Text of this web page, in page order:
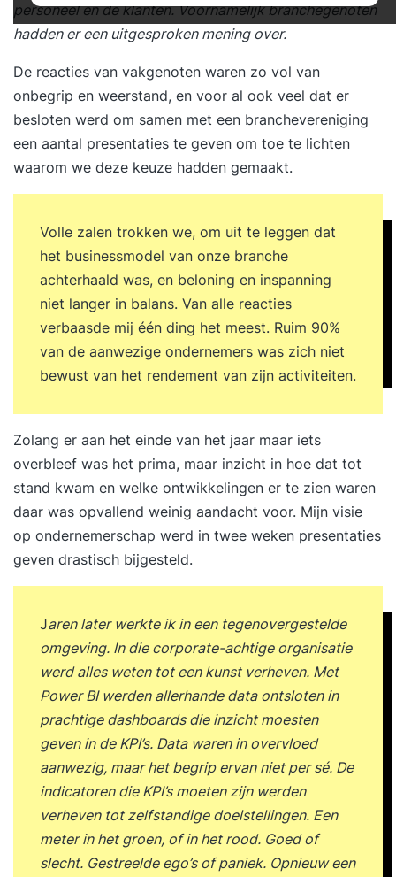
personeel en de klanten. Voornamelijk branchegenoten
hadden er een uitgesproken mening over.
De reacties van vakgenoten waren zo vol van
onbegrip en weerstand, en voor al ook veel dat er
besloten werd om samen met een branchevereniging
een aantal presentaties te geven om toe te lichten
waarom we deze keuze hadden gemaakt.
Volle zalen trokken we, om uit te leggen dat
het businessmodel van onze branche
achterhaald was, en beloning en inspanning
niet langer in balans. Van alle reacties
verbaasde mij één ding het meest. Ruim 90%
van de aanwezige ondernemers was zich niet
bewust van het rendement van zijn activiteiten.
Zolang er aan het einde van het jaar maar iets
overbleef was het prima, maar inzicht in hoe dat tot
stand kwam en welke ontwikkelingen er te zien waren
daar was opvallend weinig aandacht voor. Mijn visie
op ondernemerschap werd in twee weken presentaties
geven drastisch bijgesteld.
Jaren later werkte ik in een tegenovergestelde
omgeving. In die corporate-achtige organisatie
werd alles weten tot een kunst verheven. Met
Power BI werden allerhande data ontsloten in
prachtige dashboards die inzicht moesten
geven in de KPI’s. Data waren in overvloed
aanwezig, maar het begrip ervan niet per sé. De
indicatoren die KPI’s moeten zijn werden
verheven tot zelfstandige doelstellingen. Een
meter in het groen, of in het rood. Goed of
slecht. Gestreelde ego’s of paniek. Opnieuw een